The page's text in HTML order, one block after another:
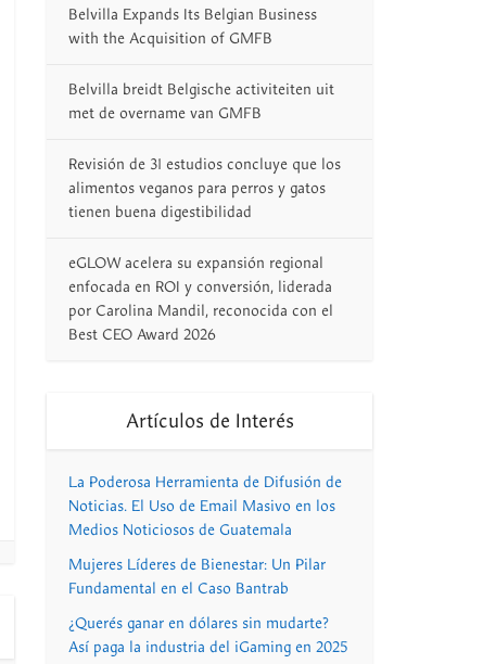
Belvilla Expands Its Belgian Business
with the Acquisition of GMFB
Belvilla breidt Belgische activiteiten uit
met de overname van GMFB
Revisión de 31 estudios concluye que los
alimentos veganos para perros y gatos
tienen buena digestibilidad
eGLOW acelera su expansión regional
enfocada en ROI y conversión, liderada
por Carolina Mandil, reconocida con el
Best CEO Award 2026
Artículos de Interés
La Poderosa Herramienta de Difusión de
Noticias. El Uso de Email Masivo en los
Medios Noticiosos de Guatemala
Mujeres Líderes de Bienestar: Un Pilar
Fundamental en el Caso Bantrab
¿Querés ganar en dólares sin mudarte?
Así paga la industria del iGaming en 2025